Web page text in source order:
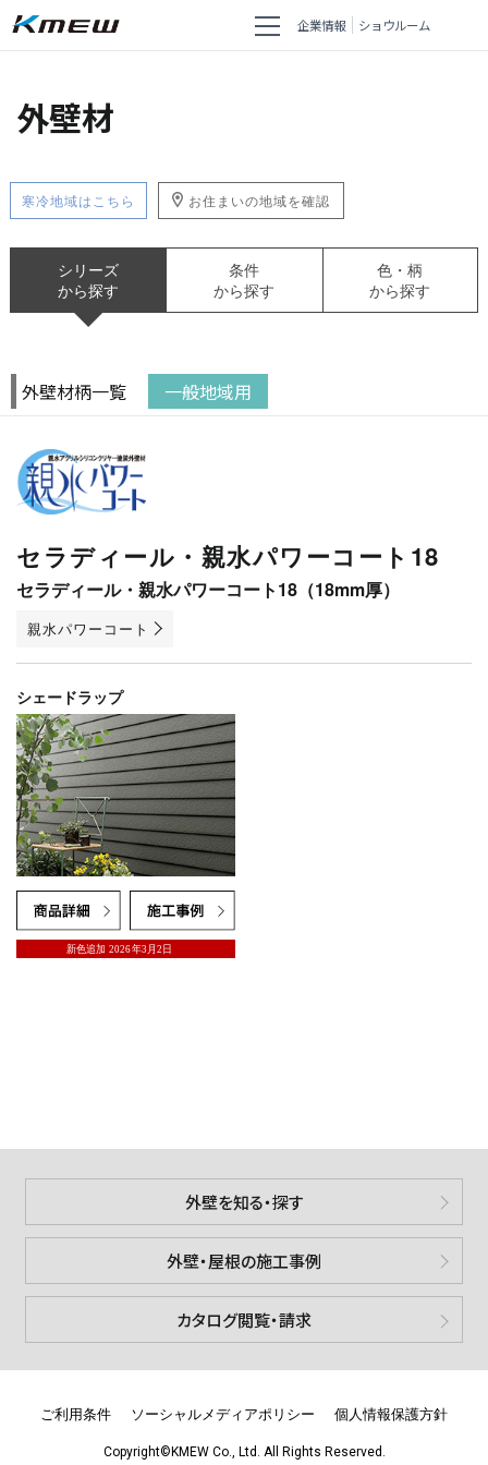
企業情報 ショウルーム
外壁材
寒冷地域はこちら お住まいの地域を確認
シリーズ
から探す
条件
から探す
色・柄
から探す
外壁材柄一覧 一般地域用
セラディール・親水パワーコート18
セラディール・親水パワーコート18（18mm厚）
親水パワーコート
シェードラップ
外壁を知る・探す
外壁・屋根の施工事例
カタログ閲覧・請求
Copyright©KMEW Co., Ltd. All Rights Reserved.
ご利用条件 ソーシャルメディアポリシー 個人情報保護方針